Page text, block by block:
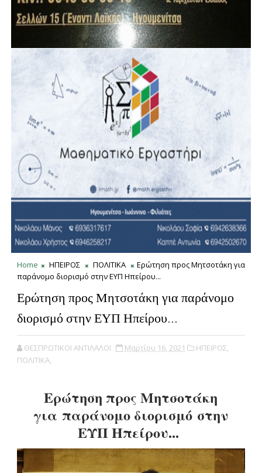
Home ΗΠΕΙΡΟΣ ΠΟΛΙΤΙΚΑ
Ερώτηση προς Μητσοτάκη για
παράνομο διορισμό στην ΕΥΠ Ηπείρου...
Ερώτηση προς Μητσοτάκη για παράνομο
διορισμό στην ΕΥΠ Ηπείρου...
ΘΕΣΠΡΩΤΙΚΟΙ ΑΝΤΙΛΑΛΟΙ Μαρτίου 16, 2021
ΗΠΕΙΡΟΣ,
ΠΟΛΙΤΙΚΑ,
Ερώτηση προς Μητσοτάκη
για παράνομο διορισμό στην
ΕΥΠ Ηπείρου...